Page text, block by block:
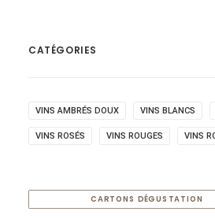
CATÉGORIES
VINS AMBRÉS DOUX VINS BLANCS
VINS ROSÉS VINS ROUGES VINS
CARTONS DÉGUSTATION